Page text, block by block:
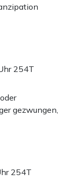
254T
gezwungen,
254T